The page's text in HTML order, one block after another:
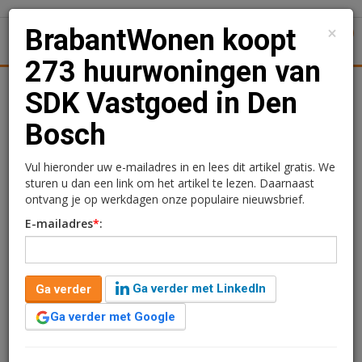
Woningmarkt
BrabantWonen koopt 273
huurwoningen van SDK
Vastgoed in Den Bosch
Woningcorporatie BrabantWonen heeft drie
woongebouwen De Leeuw, Dony en Van Eyk van SDK
Vastgoed aangekocht. Met deze aankoop worden 273
×
BrabantWonen koopt
273 huurwoningen van
SDK Vastgoed in Den
Bosch
Vul hieronder uw e-mailadres in en lees dit artikel gratis. We
sturen u dan een link om het artikel te lezen. Daarnaast
ontvang je op werkdagen onze populaire nieuwsbrief.
E-mailadres*:
Ga verder
Ga verder met LinkedIn
Ga verder met Google